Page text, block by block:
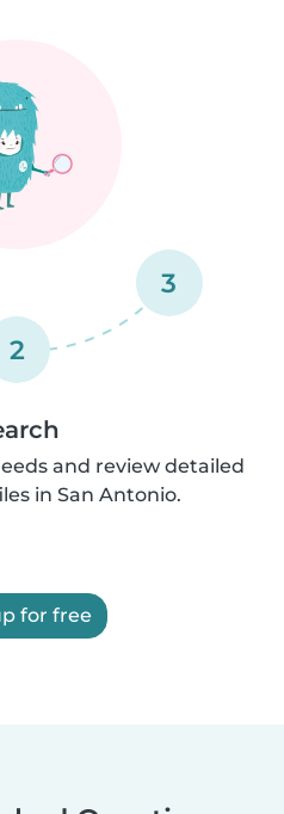
2
3
and review detailed
in San Antonio.
for free